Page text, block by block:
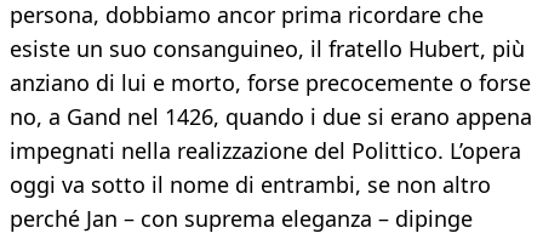
persona, dobbiamo ancor prima ricordare che
esiste un suo consanguineo, il fratello Hubert, più
anziano di lui e morto, forse precocemente o forse
no, a Gand nel 1426, quando i due si erano appena
impegnati nella realizzazione del Polittico. L’opera
oggi va sotto il nome di entrambi, se non altro
perché Jan – con suprema eleganza – dipinge